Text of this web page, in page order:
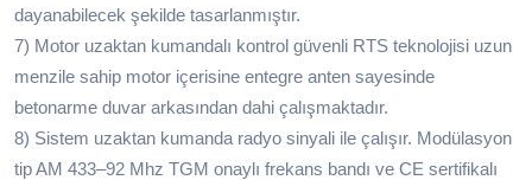
dayanabilecek şekilde tasarlanmıştır.
7) Motor uzaktan kumandalı kontrol güvenli RTS teknolojisi uzun
menzile sahip motor içerisine entegre anten sayesinde
betonarme duvar arkasından dahi çalışmaktadır.
8) Sistem uzaktan kumanda radyo sinyali ile çalışır. Modülasyon
tip AM 433–92 Mhz TGM onaylı frekans bandı ve CE sertifikalı